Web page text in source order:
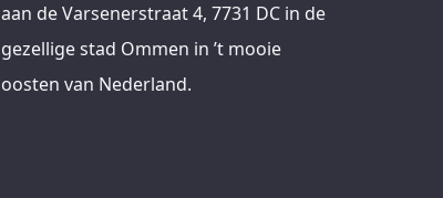
aan de Varsenerstraat 4, 7731 DC in de
gezellige stad Ommen in ’t mooie
oosten van Nederland.